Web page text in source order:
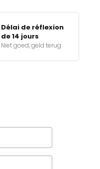
Délai de réflexion
de 14 jours
Niet goed, geld terug